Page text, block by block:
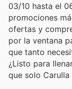
03/10 hasta el
promociones
ofertas y
por la ventana
que tanto
¿Listo para
que solo